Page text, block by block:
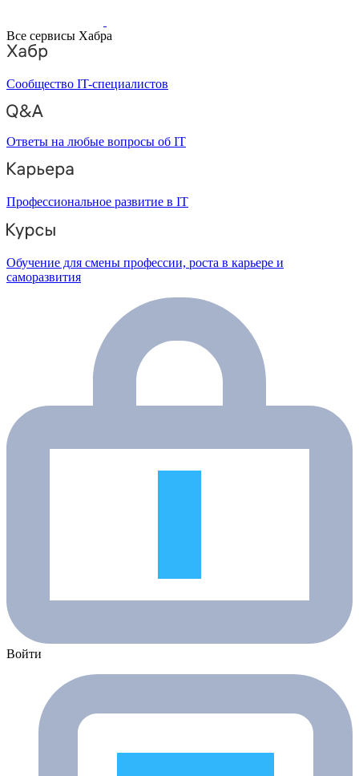
Все сервисы Хабра
Сообщество IT-специалистов
Ответы на любые вопросы об IT
Профессиональное развитие в IT
Обучение для смены профессии, роста в карьере и
саморазвития
Войти